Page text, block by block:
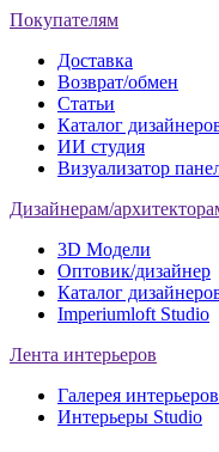
Покупателям
Доставка
Возврат/обмен
Статьи
Каталог
ИИ студия
Визуализатор
Дизайнерам/
3D Модели
Оптовик/дизайнер
Каталог
Imperiumloft Studio
Лента интерьеров
Галерея интерьеров
Интерьеры Studio